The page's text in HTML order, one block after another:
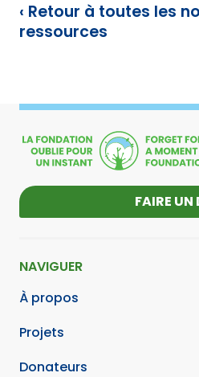
‹ Retour à toutes les
ressources
FAIRE UN
NAVIGUER
À propos
Projets
Donateurs